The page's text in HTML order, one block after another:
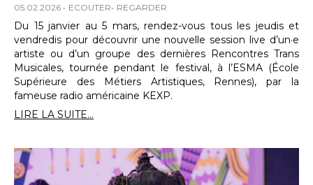
05.02.2026 ECOUTER REGARDER
Du 15 janvier au 5 mars, rendez-vous tous les jeudis et
vendredis pour découvrir une nouvelle session live d’un·e
artiste ou d’un groupe des dernières Rencontres Trans
Musicales, tournée pendant le festival, à l’ESMA (École
Supérieure des Métiers Artistiques, Rennes), par la
fameuse radio américaine KEXP.
LIRE LA SUITE...